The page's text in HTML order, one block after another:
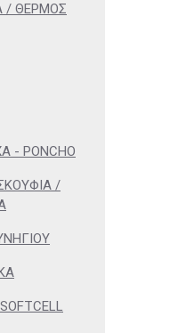
/ ΘΕΡΜΌΣ
- PONCHO
/